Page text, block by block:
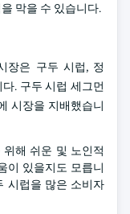
막을 수 있습니다.
장은 구두 시럽, 정
. 구두 시럽 세그먼
시장을 지배했습니
해 쉬운 및 노인적
이 있을지도 모릅니
시럽을 많은 소비자